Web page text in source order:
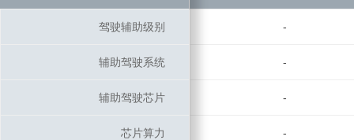
驾驶辅助级别 -
辅助驾驶系统 -
辅助驾驶芯片 -
芯片算力 -
驾驶辅助级别
辅助驾驶系统
辅助驾驶芯片
芯片算力